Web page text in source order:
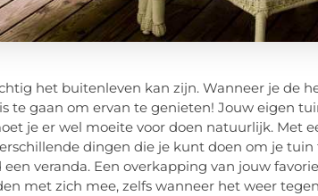
het buitenleven kan zijn. Wanneer je de
te gaan om ervan te genieten! Jouw eigen
je er wel moeite voor doen natuurlijk. Met
dingen die je kunt doen om je
veranda. Een overkapping van jouw
met zich mee, zelfs wanneer het weer